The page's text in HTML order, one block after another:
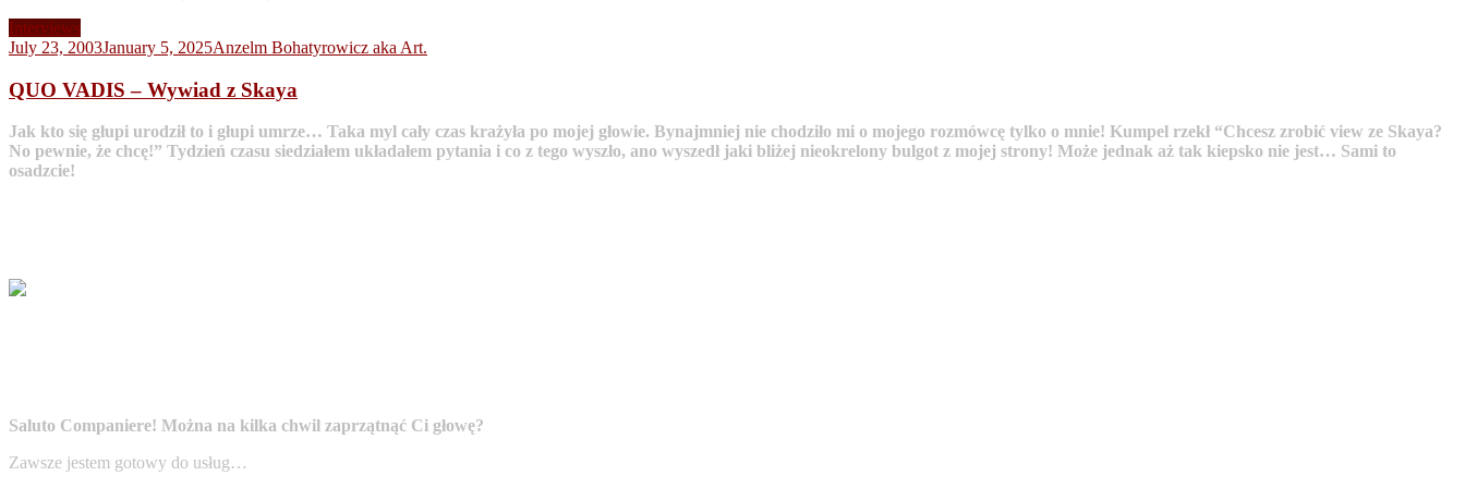
Interviews
July 23, 2003January 5, 2025Anzelm Bohatyrowicz aka Art.
QUO VADIS – Wywiad z Skaya
Jak kto się głupi urodził to i głupi umrze… Taka myl cały czas krażyła po mojej głowie. Bynajmniej nie chodziło mi o mojego rozmówcę tylko o mnie! Kumpel rzekł “Chcesz zrobić view ze Skaya?
No pewnie, że chcę!” Tydzień czasu siedziałem układałem pytania i co z tego wyszło, ano wyszedł jaki bliżej nieokrelony bulgot z mojej strony! Może jednak aż tak kiepsko nie jest… Sami to
osadzcie!
Saluto Companiere! Można na kilka chwil zaprzątnąć Ci głowę?
Zawsze jestem gotowy do usług…